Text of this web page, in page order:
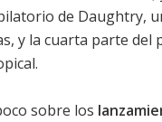
de Daughtry,
, y la cuarta parte del
.
sobre los